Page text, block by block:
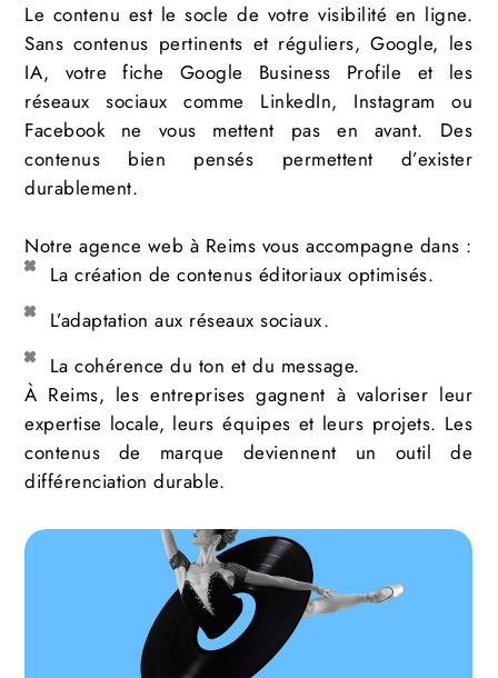
Le contenu est le socle de votre visibilité en ligne.
Sans contenus pertinents et réguliers, Google, les
IA, votre fiche Google Business Profile et les
réseaux sociaux comme LinkedIn, Instagram ou
Facebook ne vous mettent pas en avant. Des
contenus bien pensés permettent d’exister
durablement.
Notre agence web à Reims vous accompagne dans :
La création de contenus éditoriaux optimisés.
L’adaptation aux réseaux sociaux.
La cohérence du ton et du message.
À Reims, les entreprises gagnent à valoriser leur
expertise locale, leurs équipes et leurs projets. Les
contenus de marque deviennent un outil de
différenciation durable.